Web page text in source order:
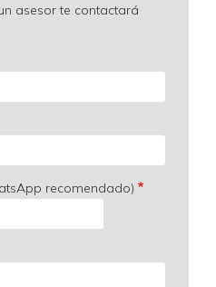
asesor te contactará
recomendado)